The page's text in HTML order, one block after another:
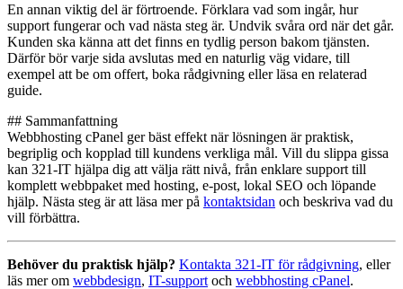
En annan viktig del är förtroende. Förklara vad som ingår, hur
support fungerar och vad nästa steg är. Undvik svåra ord när det går.
Kunden ska känna att det finns en tydlig person bakom tjänsten.
Därför bör varje sida avslutas med en naturlig väg vidare, till
exempel att be om offert, boka rådgivning eller läsa en relaterad
guide.
## Sammanfattning
Webbhosting cPanel ger bäst effekt när lösningen är praktisk,
begriplig och kopplad till kundens verkliga mål. Vill du slippa gissa
kan 321-IT hjälpa dig att välja rätt nivå, från enklare support till
komplett webbpaket med hosting, e-post, lokal SEO och löpande
hjälp. Nästa steg är att läsa mer på kontaktsidan och beskriva vad du
vill förbättra.
Behöver du praktisk hjälp? Kontakta 321-IT för rådgivning, eller
läs mer om webbdesign, IT-support och webbhosting cPanel.